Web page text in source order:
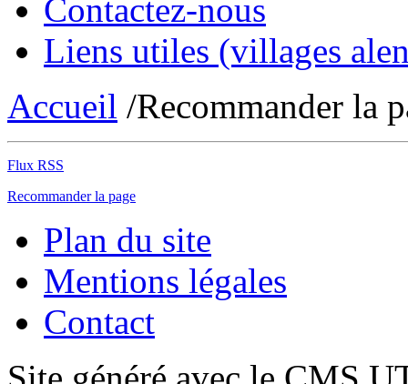
Contactez-nous
Liens utiles (villages
Accueil /Recommander la
Flux RSS
Recommander la page
Plan du site
Mentions légales
Contact